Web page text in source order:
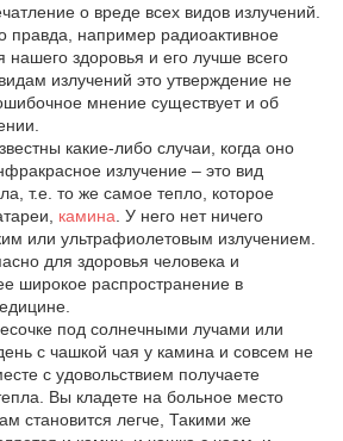
о вреде всех видов излучений.
правда, например радиоактивное
нашего здоровья и его лучше всего
излучений это утверждение не
мнение существует и об
какие-либо случаи, когда оно
излучение – это вид
т.е. то же самое тепло, которое
камина . У него нет ничего
или ультрафиолетовым излучением.
для здоровья человека и
широкое распространение в
под солнечными лучами или
с чашкой чая у камина и совсем не
с удовольствием получаете
Вы кладете на больное место
становится легче, Такими же